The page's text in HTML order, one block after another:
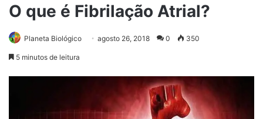
O que é Fibrilação Atrial?
Planeta Biológico agosto 26, 2018 0 350
5 minutos de leitura